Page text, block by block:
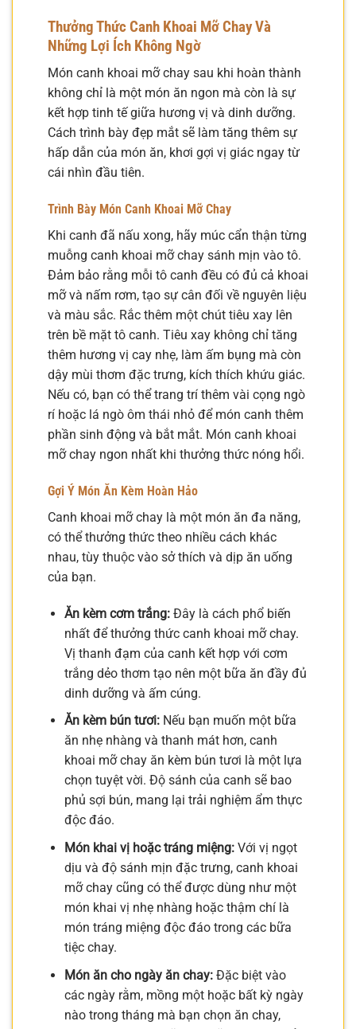
Thưởng Thức Canh Khoai Mỡ Chay Và
Những Lợi Ích Không Ngờ
Món canh khoai mỡ chay sau khi hoàn thành
không chỉ là một món ăn ngon mà còn là sự
kết hợp tinh tế giữa hương vị và dinh dưỡng.
Cách trình bày đẹp mắt sẽ làm tăng thêm sự
hấp dẫn của món ăn, khơi gợi vị giác ngay từ
cái nhìn đầu tiên.
Trình Bày Món Canh Khoai Mỡ Chay
Khi canh đã nấu xong, hãy múc cẩn thận từng
muỗng canh khoai mỡ chay sánh mịn vào tô.
Đảm bảo rằng mỗi tô canh đều có đủ cả khoai
mỡ và nấm rơm, tạo sự cân đối về nguyên liệu
và màu sắc. Rắc thêm một chút tiêu xay lên
trên bề mặt tô canh. Tiêu xay không chỉ tăng
thêm hương vị cay nhẹ, làm ấm bụng mà còn
dậy mùi thơm đặc trưng, kích thích khứu giác.
Nếu có, bạn có thể trang trí thêm vài cọng ngò
rí hoặc lá ngò ôm thái nhỏ để món canh thêm
phần sinh động và bắt mắt. Món canh khoai
mỡ chay ngon nhất khi thưởng thức nóng hổi.
Gợi Ý Món Ăn Kèm Hoàn Hảo
Canh khoai mỡ chay là một món ăn đa năng,
có thể thưởng thức theo nhiều cách khác
nhau, tùy thuộc vào sở thích và dịp ăn uống
của bạn.
Ăn kèm cơm trắng:Đây là cách phổ biến
nhất để thưởng thức canh khoai mỡ chay.
Vị thanh đạm của canh kết hợp với cơm
trắng dẻo thơm tạo nên một bữa ăn đầy đủ
dinh dưỡng và ấm cúng.
Ăn kèm bún tươi:Nếu bạn muốn một bữa
ăn nhẹ nhàng và thanh mát hơn, canh
khoai mỡ chay ăn kèm bún tươi là một lựa
chọn tuyệt vời. Độ sánh của canh sẽ bao
phủ sợi bún, mang lại trải nghiệm ẩm thực
độc đáo.
Món khai vị hoặc tráng miệng:Với vị ngọt
dịu và độ sánh mịn đặc trưng, canh khoai
mỡ chay cũng có thể được dùng như một
món khai vị nhẹ nhàng hoặc thậm chí là
món tráng miệng độc đáo trong các bữa
tiệc chay.
Món ăn cho ngày ăn chay:Đặc biệt vào
các ngày rằm, mồng một hoặc bất kỳ ngày
nào trong tháng mà bạn chọn ăn chay,